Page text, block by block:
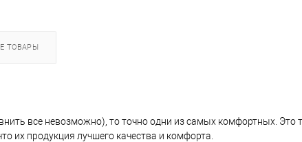
ТОВАРЫ
все невозможно), то точно одни из самых комфортных. Это
их продукция лучшего качества и комфорта.